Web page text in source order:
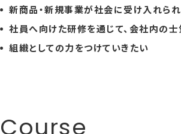
新商品・新規事業が社会に受け入れら
社員へ向けた研修を通じて、会社内の
組織としての力をつけていきたい